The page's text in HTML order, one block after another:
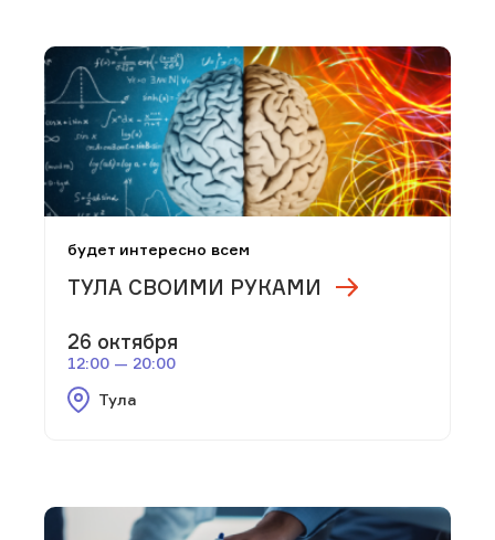
будет интересно всем
ТУЛА СВОИМИ РУКАМИ
26 октября
12:00 — 20:00
Тула